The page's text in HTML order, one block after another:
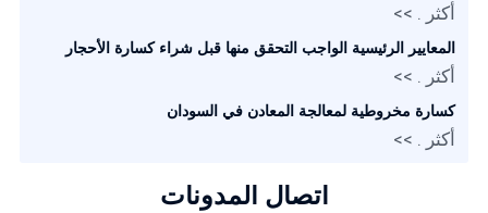
أكثر . >>
المعايير الرئيسية الواجب التحقق منها قبل شراء كسارة الأحجار
أكثر . >>
كسارة مخروطية لمعالجة المعادن في السودان
أكثر . >>
اتصال المدونات